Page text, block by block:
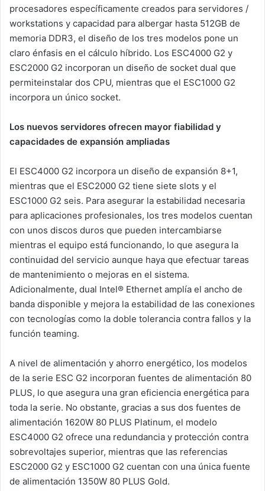
procesadores específicamente creados para servidores /
workstations y capacidad para albergar hasta 512GB de
memoria DDR3, el diseño de los tres modelos pone un
claro énfasis en el cálculo híbrido. Los ESC4000 G2 y
ESC2000 G2 incorporan un diseño de socket dual que
permiteinstalar dos CPU, mientras que el ESC1000 G2
incorpora un único socket.
Los nuevos servidores ofrecen mayor fiabilidad y
capacidades de expansión ampliadas
El ESC4000 G2 incorpora un diseño de expansión 8+1,
mientras que el ESC2000 G2 tiene siete slots y el
ESC1000 G2 seis. Para asegurar la estabilidad necesaria
para aplicaciones profesionales, los tres modelos cuentan
con unos discos duros que pueden intercambiarse
mientras el equipo está funcionando, lo que asegura la
continuidad del servicio aunque haya que efectuar tareas
de mantenimiento o mejoras en el sistema.
Adicionalmente, dual Intel® Ethernet amplía el ancho de
banda disponible y mejora la estabilidad de las conexiones
con tecnologías como la doble tolerancia contra fallos y la
función teaming.
A nivel de alimentación y ahorro energético, los modelos
de la serie ESC G2 incorporan fuentes de alimentación 80
PLUS, lo que asegura una gran eficiencia energética para
toda la serie. No obstante, gracias a sus dos fuentes de
alimentación 1620W 80 PLUS Platinum, el modelo
ESC4000 G2 ofrece una redundancia y protección contra
sobrevoltajes superior, mientras que las referencias
ESC2000 G2 y ESC1000 G2 cuentan con una única fuente
de alimentación 1350W 80 PLUS Gold.